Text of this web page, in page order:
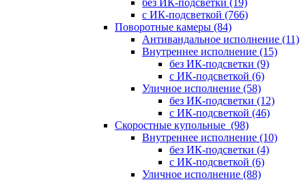
без ИК-подсветки (19)
с ИК-подсветкой (766)
Поворотные камеры (84)
Антивандальное исполнение (11)
Внутреннее исполнение (15)
без ИК-подсветки (9)
с ИК-подсветкой (6)
Уличное исполнение (58)
без ИК-подсветки (12)
с ИК-подсветкой (46)
Скоростные купольные (98)
Внутреннее исполнение (10)
без ИК-подсветки (4)
с ИК-подсветкой (6)
Уличное исполнение (88)